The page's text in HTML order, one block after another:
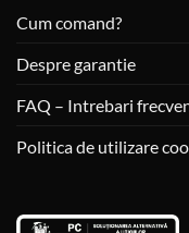
Cum comand?
Despre garantie
FAQ – Intrebari
Politica de utilizare